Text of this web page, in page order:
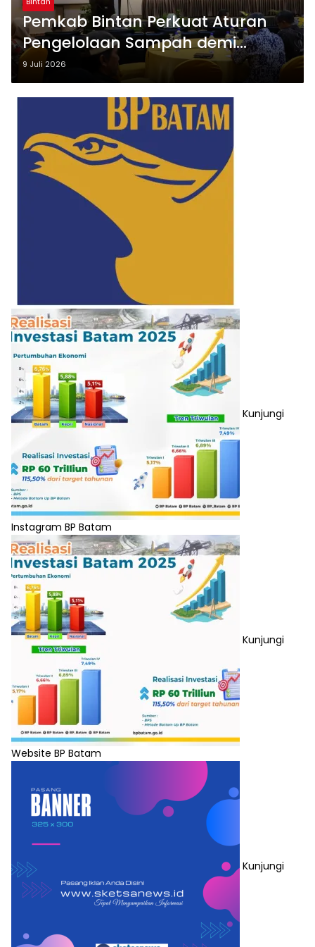
Pemkab Bintan Perkuat Aturan
Pengelolaan Sampah demi
Lingkungan yang Bersih dan
Lestari
9 Juli 2026
Kunjungi
Instagram BP Batam
Kunjungi
Website BP Batam
Kunjungi